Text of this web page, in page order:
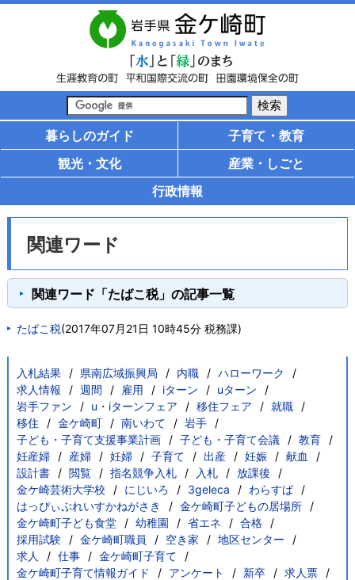
暮らしのガイド
子育て・教育
観光・文化
産業・しごと
行政情報
関連ワード
関連ワード「たばこ税」の記事一覧
たばこ税(2017年07月21日 10時45分 税務課)
入札結果 県南広域振興局 内職
ハローワーク
求人情報
週間 雇用 iターン
uターン
岩手ファン
u・iターンフェア 移住フェア
就職
移住
金ケ崎町 南いわて
岩手
子ども・子育て支援事業計画
子ども・子育て会議
教育
妊産婦
産婦 妊婦 子育て 出産 妊娠
献血
設計書
閲覧 指名競争入札 入札
放課後
金ケ崎芸術大学校
にじいろ 3geleca
わらすば
はっぴぃぷれいすかねがさき
金ケ崎町子どもの居場所
金ケ崎町子ども食堂
幼稚園 省エネ
合格
採用試験
金ケ崎町職員 空き家
地区センター
求人
仕事
金ケ崎町子育て
金ケ崎町子育て情報ガイド
アンケート 新卒
求人票